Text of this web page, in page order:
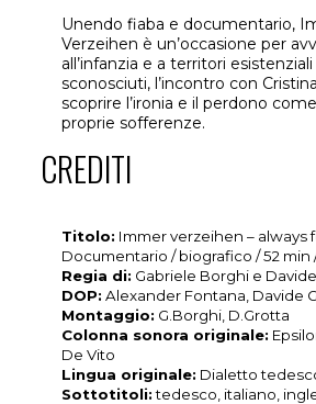
Unendo fiaba e documentario,
Verzeihen è un’occasione per
all’infanzia e a territori
sconosciuti, l’incontro con
scoprire l’ironia e il perdono
proprie sofferenze.
CREDITI
Titolo: Immer verzeihen – always
Documentario / biografico / 52 min
Regia di: Gabriele Borghi e
DOP: Alexander Fontana, Davide
Montaggio: G.Borghi, D.Grotta
Colonna sonora originale:
De Vito
Lingua originale: Dialetto
Sottotitoli:tedesco, italiano,